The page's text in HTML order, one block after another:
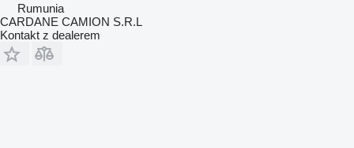
Rumunia
CARDANE CAMION S.R.L
Kontakt z dealerem